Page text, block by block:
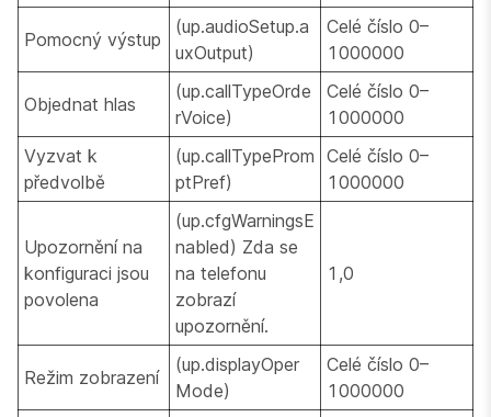
Pomocný výstup
(up.audioSetup.a
uxOutput)
Celé číslo 0–
1000000
Objednat hlas
(up.callTypeOrde
rVoice)
Celé číslo 0–
1000000
Vyzvat k
předvolbě
(up.callTypeProm
ptPref)
Celé číslo 0–
1000000
Upozornění na
konfiguraci jsou
povolena
(up.cfgWarningsE
nabled) Zda se
na telefonu
zobrazí
upozornění.
1,0
Režim zobrazení
(up.displayOper
Mode)
Celé číslo 0–
1000000